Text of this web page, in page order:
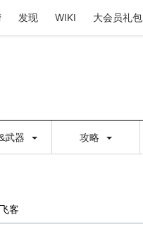
发现 WIKI 大会员礼包
武器 攻略
客